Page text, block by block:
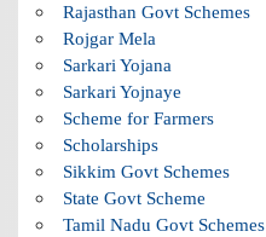
Rajasthan Govt Schemes
Rojgar Mela
Sarkari Yojana
Sarkari Yojnaye
Scheme for Farmers
Scholarships
Sikkim Govt Schemes
State Govt Scheme
Tamil Nadu Govt Schemes